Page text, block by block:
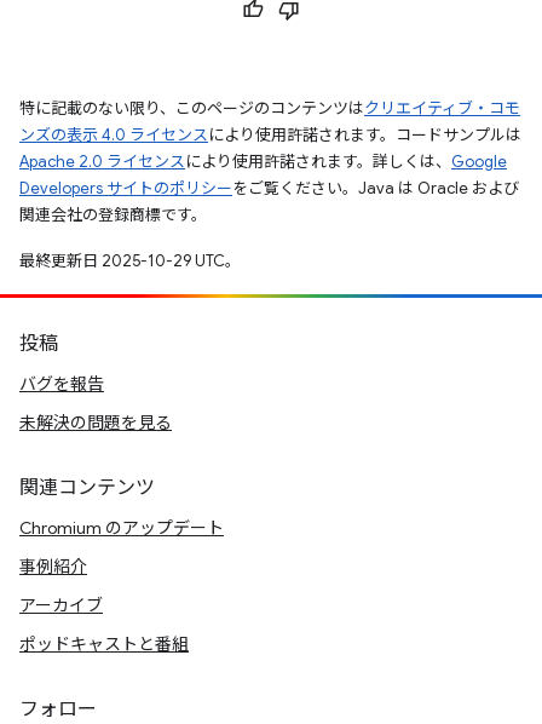
特に記載のない限り、このページのコンテンツはクリエイティブ・コモ
ンズの表示 4.0 ライセンスにより使用許諾されます。コードサンプルは
Apache 2.0 ライセンスにより使用許諾されます。詳しくは、 Google
Developers サイトのポリシーをご覧ください。Java は Oracle および
関連会社の登録商標です。
最終更新日 2025-10-29 UTC。
投稿
バグを報告
未解決の問題を見る
関連コンテンツ
Chromium のアップデート
事例紹介
アーカイブ
ポッドキャストと番組
フォロー